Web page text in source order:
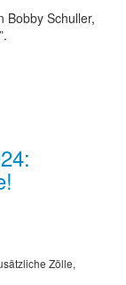
Bobby Schuller,
Zölle,